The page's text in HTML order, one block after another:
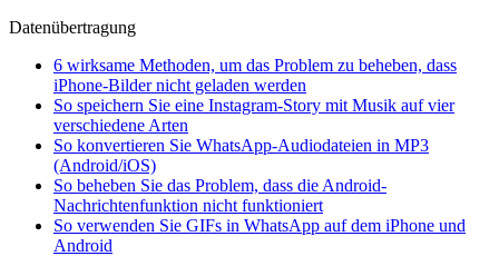
Datenübertragung
6 wirksame Methoden, um das Problem zu beheben, dass
iPhone-Bilder nicht geladen werden
So speichern Sie eine Instagram-Story mit Musik auf vier
verschiedene Arten
So konvertieren Sie WhatsApp-Audiodateien in MP3
(Android/iOS)
So beheben Sie das Problem, dass die Android-
Nachrichtenfunktion nicht funktioniert
So verwenden Sie GIFs in WhatsApp auf dem iPhone und
Android